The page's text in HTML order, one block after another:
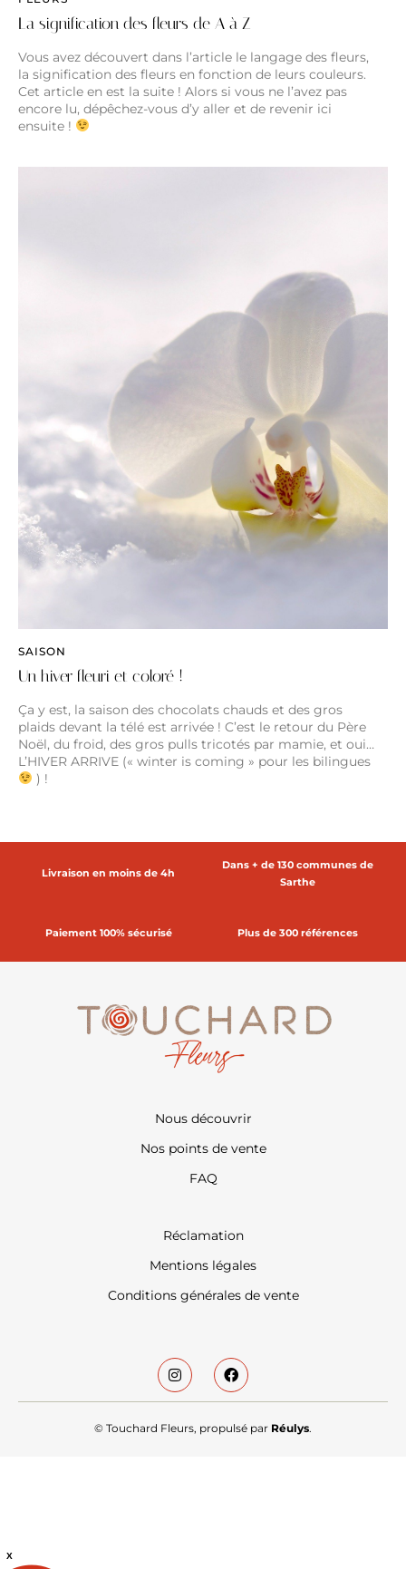
La signification des fleurs de A à Z
Vous avez découvert dans l’article le langage des fleurs,
la signification des fleurs en fonction de leurs couleurs.
Cet article en est la suite ! Alors si vous ne l’avez pas
encore lu, dépêchez-vous d’y aller et de revenir ici
ensuite !
SAISON
Un hiver fleuri et coloré !
Ça y est, la saison des chocolats chauds et des gros
plaids devant la télé est arrivée ! C’est le retour du Père
Noël, du froid, des gros pulls tricotés par mamie, et oui…
L’HIVER ARRIVE (« winter is coming » pour les bilingues
) !
Livraison en moins de 4h
Dans + de 130 communes de
Sarthe
Paiement 100% sécurisé Plus de 300 références
Nous découvrir
Nos points de vente
FAQ
Réclamation
Mentions légales
Conditions générales de vente
© Touchard Fleurs, propulsé par Réulys.
X